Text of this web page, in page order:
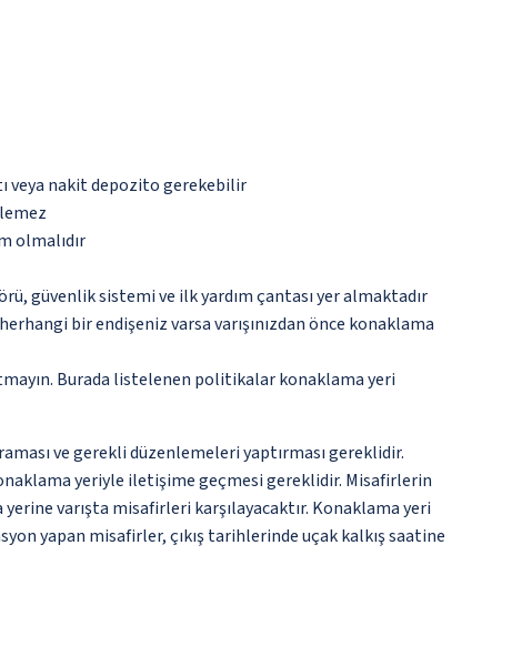
veya nakit depozito gerekebilir
olmalıdır
güvenlik sistemi ve ilk yardım çantası yer almaktadır
bir endişeniz varsa varışınızdan önce konaklama
Burada listelenen politikalar konaklama yeri
ve gerekli düzenlemeleri yaptırması gereklidir.
yeriyle iletişime geçmesi gereklidir. Misafirlerin
varışta misafirleri karşılayacaktır. Konaklama yeri
yapan misafirler, çıkış tarihlerinde uçak kalkış saatine